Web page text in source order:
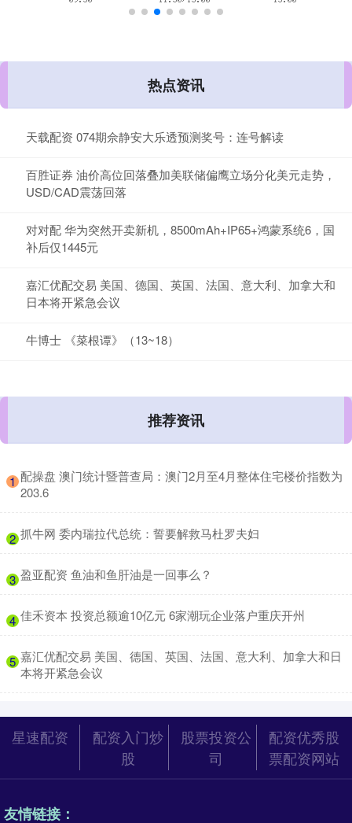
热点资讯
天载配资 074期佘静安大乐透预测奖号：连号解读
百胜证券 油价高位回落叠加美联储偏鹰立场分化美元走势，
USD/CAD震荡回落
对对配 华为突然开卖新机，8500mAh+IP65+鸿蒙系统6，国
补后仅1445元
嘉汇优配交易 美国、德国、英国、法国、意大利、加拿大和
日本将开紧急会议
牛博士 《菜根谭》（13~18）
推荐资讯
1 ​配操盘 澳门统计暨普查局：澳门2月至4月整体住宅楼价指数为
203.6
2 ​抓牛网 委内瑞拉代总统：誓要解救马杜罗夫妇
3 ​盈亚配资 鱼油和鱼肝油是一回事么？
4 ​佳禾资本 投资总额逾10亿元 6家潮玩企业落户重庆开州
5 ​嘉汇优配交易 美国、德国、英国、法国、意大利、加拿大和日
本将开紧急会议
星速配资
配资入门炒
股
股票投资公
司
配资优秀股
票配资网站
友情链接：